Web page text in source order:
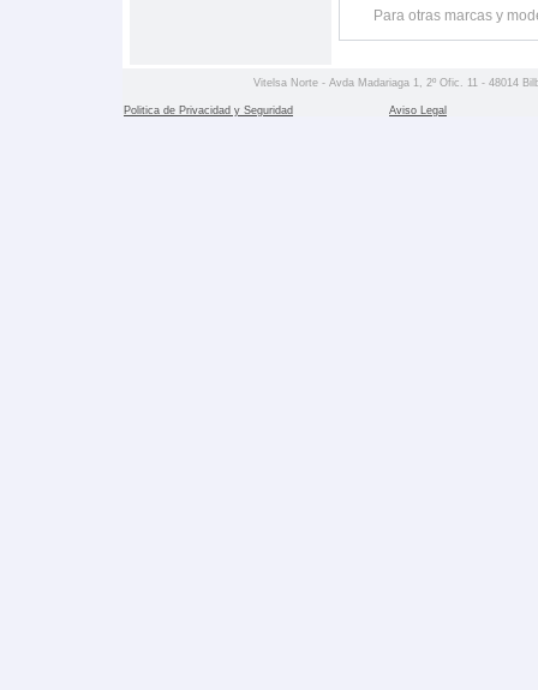
Para otras marcas y
Vitelsa Norte - Avda Madariaga 1, 2º Ofic. 11 - 48014
Politica de Privacidad y Seguridad Aviso Legal